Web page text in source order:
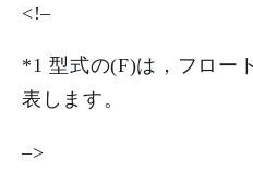
<!–
*1 型式の(F)は，フロー
表します。
–>